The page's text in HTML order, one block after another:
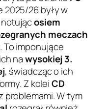
2025/26 były w
osiem
meczach
. To imponujące
nawysokiej 3.
, świadcząc o ich
Z koleiCD
problemami. W tym